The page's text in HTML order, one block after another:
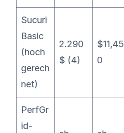
Sucuri
Basic
(hoch
gerech
net)
2.290
$ (4)
$11,45
0
PerfGr
id-